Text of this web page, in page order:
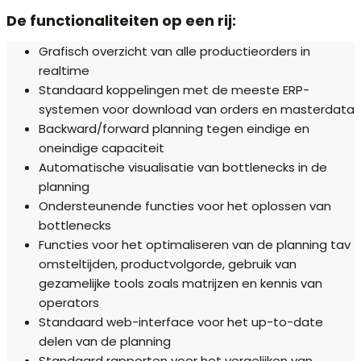
De functionaliteiten op een rij:
Grafisch overzicht van alle productieorders in
realtime
Standaard koppelingen met de meeste ERP-
systemen voor download van orders en masterdata
Backward/forward planning tegen eindige en
oneindige capaciteit
Automatische visualisatie van bottlenecks in de
planning
Ondersteunende functies voor het oplossen van
bottlenecks
Functies voor het optimaliseren van de planning tav
omsteltijden, productvolgorde, gebruik van
gezamelijke tools zoals matrijzen en kennis van
operators
Standaard web-interface voor het up-to-date
delen van de planning